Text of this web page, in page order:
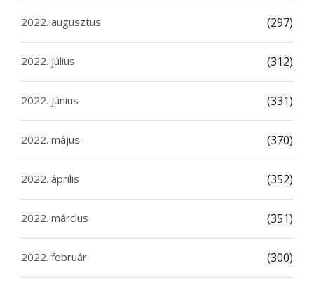
2022. augusztus (297)
2022. július (312)
2022. június (331)
2022. május (370)
2022. április (352)
2022. március (351)
2022. február (300)